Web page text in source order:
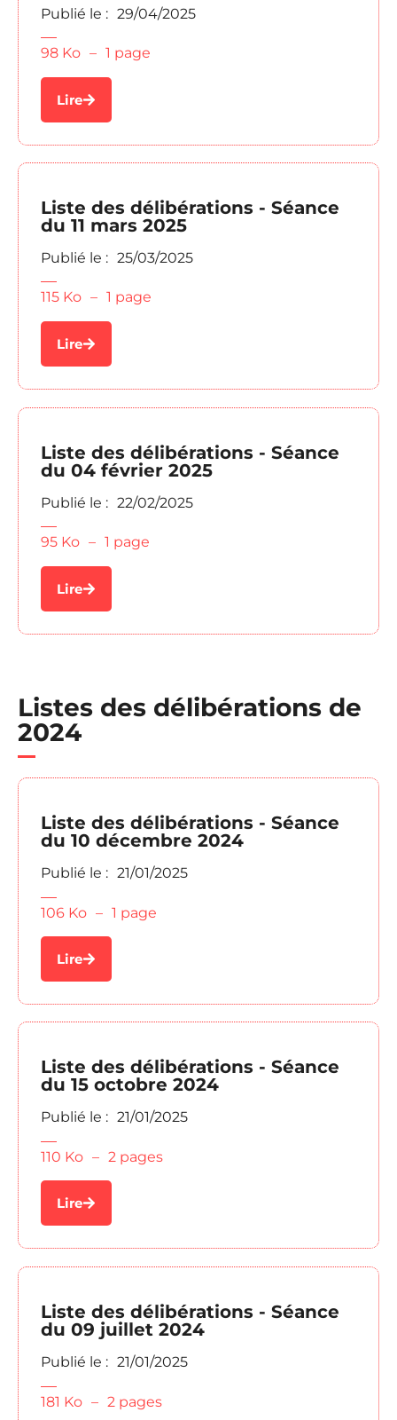
Publié le : 29/04/2025
98 Ko – 1 page
Lire
Liste des délibérations - Séance
du 11 mars 2025
Publié le : 25/03/2025
115 Ko – 1 page
Lire
Liste des délibérations - Séance
du 04 février 2025
Publié le : 22/02/2025
95 Ko – 1 page
Lire
Listes des délibérations de
2024
Liste des délibérations - Séance
du 10 décembre 2024
Publié le : 21/01/2025
106 Ko – 1 page
Lire
Liste des délibérations - Séance
du 15 octobre 2024
Publié le : 21/01/2025
110 Ko – 2 pages
Lire
Liste des délibérations - Séance
du 09 juillet 2024
Publié le : 21/01/2025
181 Ko – 2 pages